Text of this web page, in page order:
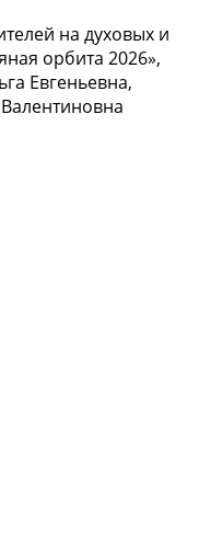
на духовых и
орбита 2026»,
Евгеньевна,